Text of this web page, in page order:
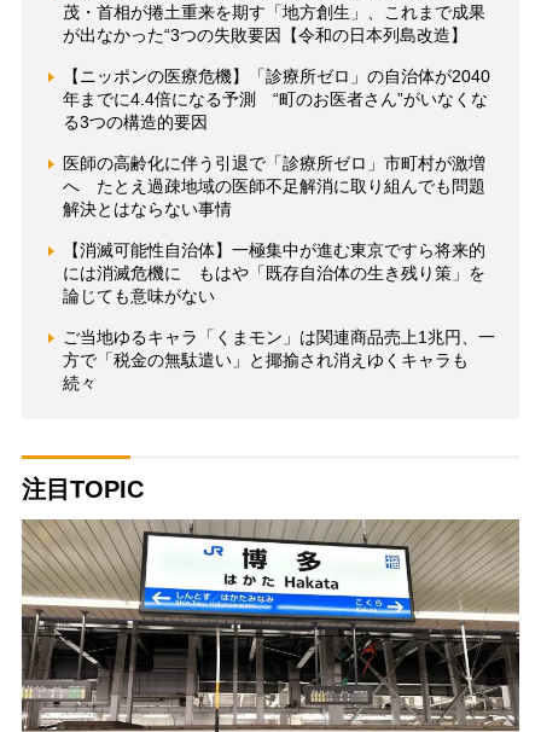
茂・首相が捲土重来を期す「地方創生」、これまで成果
が出なかった“3つの失敗要因【令和の日本列島改造】
【ニッポンの医療危機】「診療所ゼロ」の自治体が2040
年までに4.4倍になる予測 “町のお医者さん”がいなくな
る3つの構造的要因
医師の高齢化に伴う引退で「診療所ゼロ」市町村が激増
へ たとえ過疎地域の医師不足解消に取り組んでも問題
解決とはならない事情
【消滅可能性自治体】一極集中が進む東京ですら将来的
には消滅危機に もはや「既存自治体の生き残り策」を
論じても意味がない
ご当地ゆるキャラ「くまモン」は関連商品売上1兆円、一
方で「税金の無駄遣い」と揶揄され消えゆくキャラも
続々
注目TOPIC